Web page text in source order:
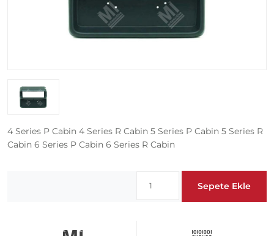
4 Series P Cabin 4 Series R Cabin 5 Series P Cabin 5 Series R
Cabin 6 Series P Cabin 6 Series R Cabin
Sepete Ekle